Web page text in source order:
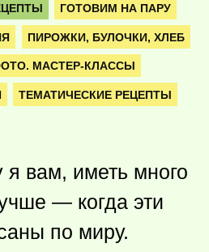
ГОТОВИМ НА ПАРУ
ПИРОЖКИ, БУЛОЧКИ, ХЛЕБ
МАСТЕР-КЛАССЫ
ТЕМАТИЧЕСКИЕ РЕЦЕПТЫ
вам, иметь много
— когда эти
по миру.